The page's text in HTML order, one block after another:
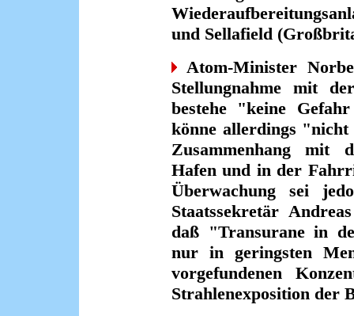
und Sellafield
Atom-Minister
Stellungnahme mit
bestehe "keine
könne allerdings "nicht
Zusammenhang mit
Hafen und in der
Überwachung sei
Staatssekretär
daß "Transurane in
nur in geringsten
vorgefundenen
Strahlenexposition der